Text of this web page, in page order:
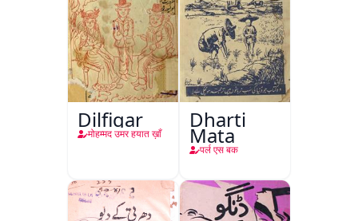
Dilfigar
मोहम्मद उमर हयात ख़ाँ
Dharti
Mata
पर्ल एस बक